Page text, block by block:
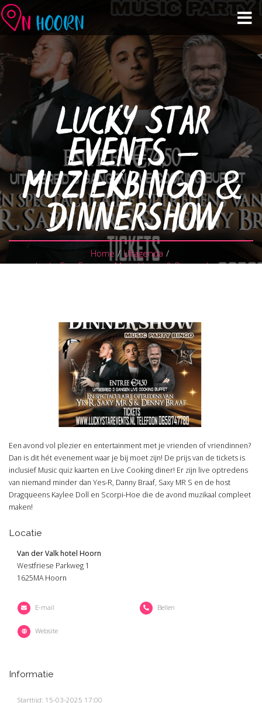
Agenda
Zien & Doen
Winkelen & Horeca
Over Hoorn
Plan je bezoek
LUCKY STAR
EVENTS –
MUZIEKBINGO &
DINNERSHOW
Home / Uitagenda /
Lucky Star Events – Muziekbingo & Dinnershow
Een avond vol plezier en entertainment met je vrienden of vriendinnen?
Dan is dit hét evenement waar je bij moet zijn! De prijs van de tickets is
inclusief Music quiz kaarten en Live Cooking diner! Er zijn live optredens
van niemand minder dan Yes-R, Danny Braaf, Saxy MR S en de host
Dragqueens Kaylee Doll en Scorpi-Hoe die de avond muzikaal compleet
maken!
Locatie
Van der Valk hotel Hoorn
Westfriese Parkweg 1
1625MA Hoorn
E-mail Bellen
Website
Informatie
Starttijd: 15-03-2025 17:00